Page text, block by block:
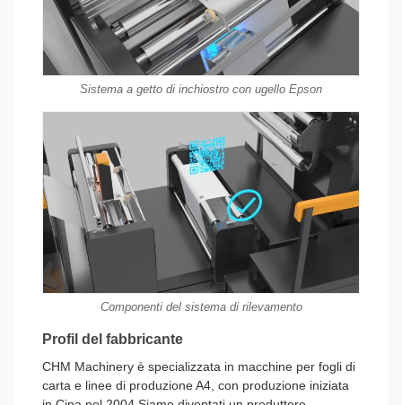
Sistema a getto di inchiostro con ugello Epson
Componenti del sistema di rilevamento
Profil del fabbricante
CHM Machinery è specializzata in macchine per fogli di
carta e linee di produzione A4, con produzione iniziata